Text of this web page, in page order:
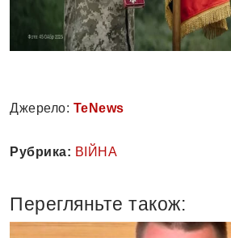
Джерело: TeNews
Рубрика: ВІЙНА
Перегляньте також: